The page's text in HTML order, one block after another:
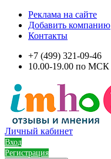
Реклама на сайте
Добавить компанию
Контакты
+7 (499) 321-09-46
10.00-19.00 по МСК
Личный кабинет
Вход
Регистрация